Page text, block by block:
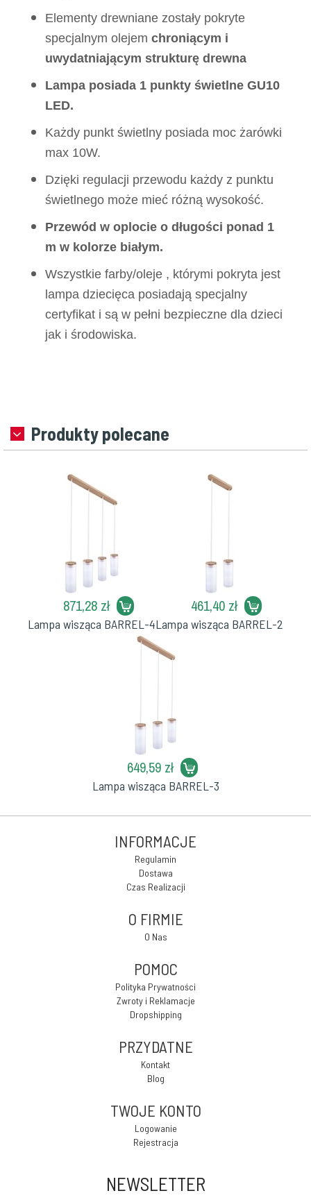
Elementy drewniane zostały pokryte
specjalnym olejem chroniącym i
uwydatniającym strukturę drewna
Lampa posiada 1 punkty świetlne GU10
LED.
Każdy punkt świetlny posiada moc żarówki
max 10W.
Dzięki regulacji przewodu każdy z punktu
świetlnego może mieć różną wysokość.
Przewód w oplocie o długości ponad 1
m w kolorze białym.
Wszystkie farby/oleje , którymi pokryta jest
lampa dziecięca posiadają specjalny
certyfikat i są w pełni bezpieczne dla dzieci
jak i środowiska.
Produkty polecane
871,28 zł
Lampa wisząca BARREL-4
461,40 zł
Lampa wisząca BARREL-2
649,59 zł
Lampa wisząca BARREL-3
INFORMACJE
Regulamin
Dostawa
Czas Realizacji
O FIRMIE
O Nas
POMOC
Polityka Prywatności
Zwroty i Reklamacje
Dropshipping
PRZYDATNE
Kontakt
Blog
TWOJE KONTO
Logowanie
Rejestracja
NEWSLETTER